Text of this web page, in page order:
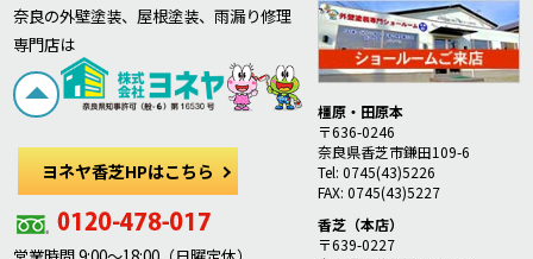
奈良の外壁塗装、屋根塗装、雨漏り修理
専門店は
ヨネヤ香芝HPはこちら
橿原・田原本
〒636-0246
奈良県香芝市鎌田109-6
Tel: 0745(43)5226
FAX: 0745(43)5227
香芝（本店）
〒639-0227